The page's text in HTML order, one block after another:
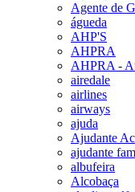
Agente de
águeda
AHP'S
AHPRA
AHPRA -
airedale
airlines
airways
ajuda
Ajudante
ajudante
albufeira
Alcobaça